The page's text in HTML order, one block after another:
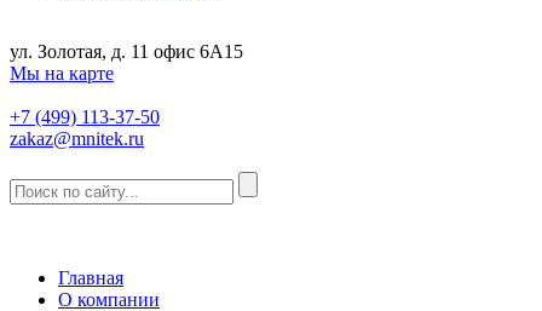
ул. Золотая, д. 11 офис 6А15
Мы на карте
+7 (499) 113-37-50
zakaz@mnitek.ru
Главная
О компании